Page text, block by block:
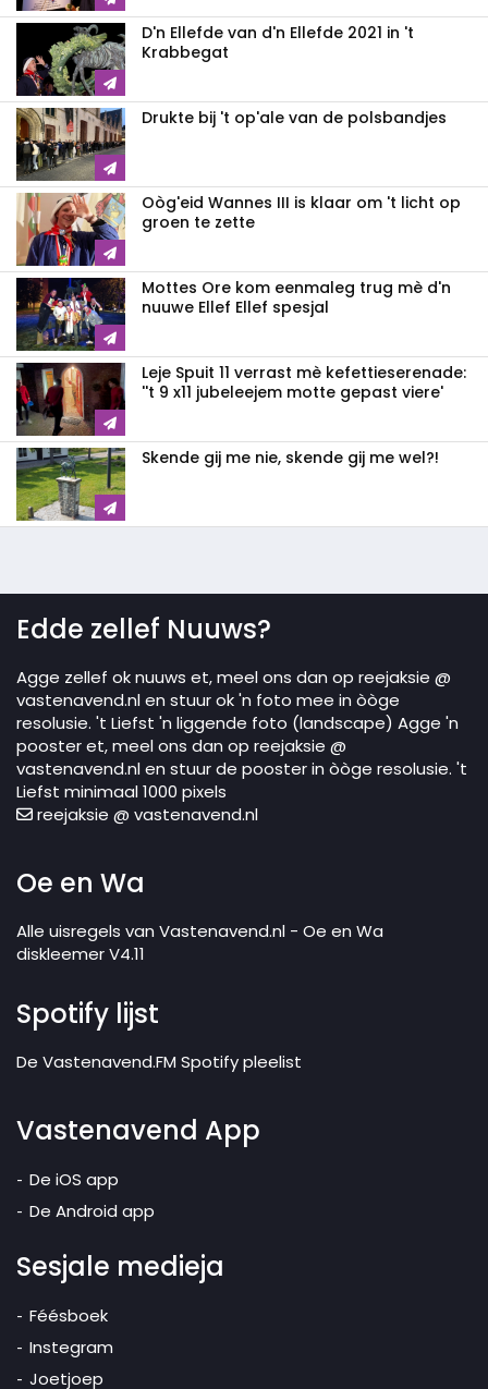
D'n Ellefde van d'n Ellefde 2021 in 't
Krabbegat
Drukte bij 't op'ale van de polsbandjes
Oòg'eid Wannes III is klaar om 't licht op
groen te zette
Mottes Ore kom eenmaleg trug mè d'n
nuuwe Ellef Ellef spesjal
Leje Spuit 11 verrast mè kefettieserenade:
''t 9 x11 jubeleejem motte gepast viere'
Skende gij me nie, skende gij me wel?!
Edde zellef Nuuws?
Agge zellef ok nuuws et, meel ons dan op reejaksie @
vastenavend.nl en stuur ok 'n foto mee in òòge
resolusie. 't Liefst 'n liggende foto (landscape) Agge 'n
pooster et, meel ons dan op reejaksie @
vastenavend.nl en stuur de pooster in òòge resolusie. 't
Liefst minimaal 1000 pixels
reejaksie @ vastenavend.nl
Oe en Wa
Alle uisregels van Vastenavend.nl - Oe en Wa
diskleemer V4.11
Spotify lijst
De Vastenavend.FM Spotify pleelist
Vastenavend App
De iOS app
De Android app
Sesjale medieja
Féésboek
Instegram
Joetjoep